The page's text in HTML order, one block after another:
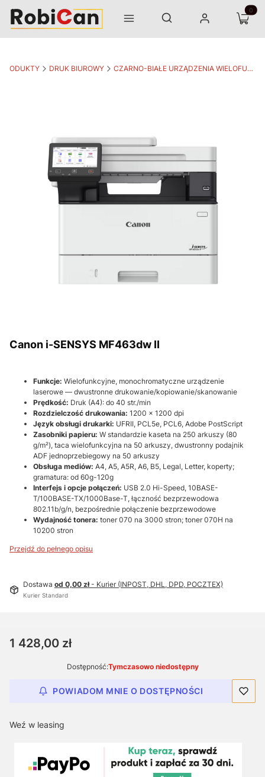
Menu Otwórz wyszukiwarkę
Szukaj Zaloguj się Koszyk
PRODUKTY DRUK BIUROWY CZARNO-BIAŁE URZĄDZENIA WIELOFUNKCYJNE
Canon i-SENSYS MF463dw II
Funkcje: Wielofunkcyjne, monochromatyczne urządzenie
laserowe — dwustronne drukowanie/kopiowanie/skanowanie
Prędkość: Druk (A4): do 40 str./min
Rozdzielczość drukowania: 1200 × 1200 dpi
Język obsługi drukarki: UFRII, PCL5e, PCL6, Adobe PostScript
Zasobniki papieru: W standardzie kaseta na 250 arkuszy (80
g/m²), taca wielofunkcyjna na 50 arkuszy, dwustronny podajnik
ADF jednoprzebiegowy na 50 arkuszy
Obsługa mediów: A4, A5, A5R, A6, B5, Legal, Letter, koperty;
gramatura: od 60g-120g
Interfejs i opcje połączeń: USB 2.0 Hi-Speed, 10BASE-
T/100BASE-TX/1000Base-T, łączność bezprzewodowa
802.11b/g/n, bezpośrednie połączenie bezprzewodowe
Wydajność tonera: toner 070 na 3000 stron; toner 070H na
10200 stron
Przejdź do pełnego opisu
Dostawa od 0,00 zł- Kurier (INPOST, DHL, DPD, POCZTEX)
Kurier Standard
Cena
1 428,00 zł
Dostępność:Tymczasowo niedostępny
POWIADOM MNIE O DOSTĘPNOŚCI
Weź w leasing